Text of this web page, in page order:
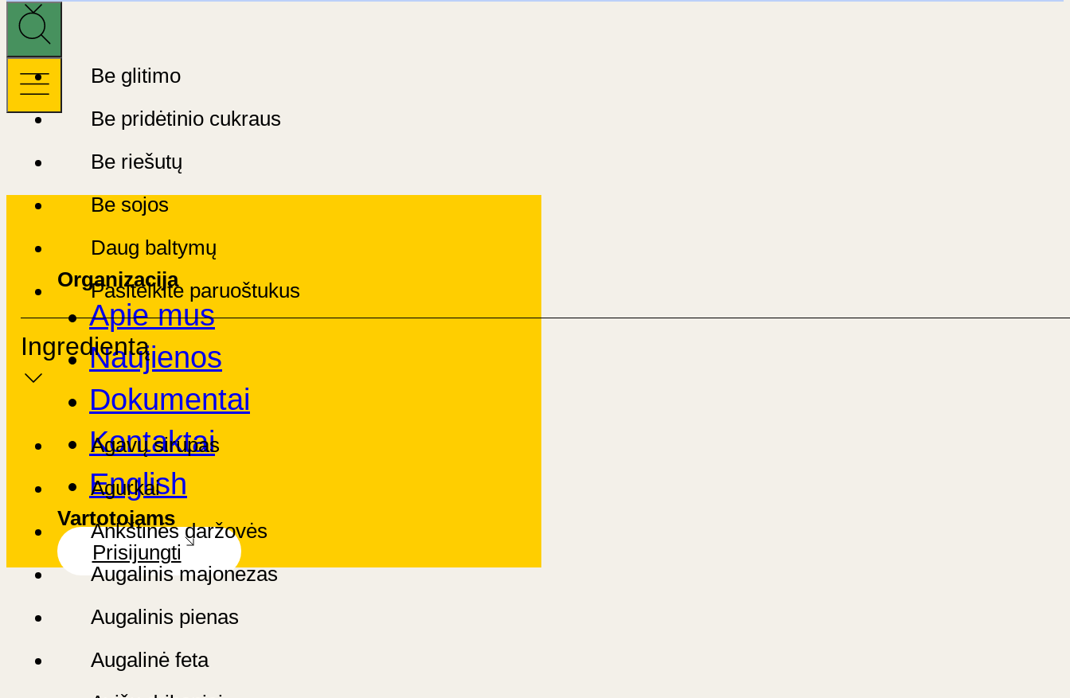
Organizacija
Apie mus
Naujienos
Dokumentai
Kontaktai
English
Vartotojams
Prisijungti
Be glitimo
Be pridėtinio cukraus
Be riešutų
Be sojos
Daug baltymų
Pasitelkite paruoštukus
Ingredientą
Agavų sirupas
Agurkai
Ankštinės daržovės
Augalinis majonezas
Augalinis pienas
Augalinė feta